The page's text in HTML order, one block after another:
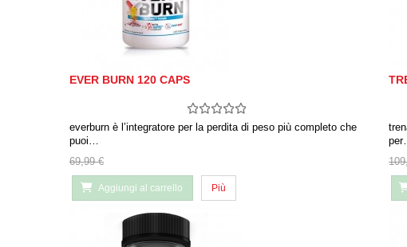
EVER BURN 120 CAPS
everburn è l’integratore per la perdita di peso più completo che
puoi…
69,99 €
Aggiungi al carrello Più